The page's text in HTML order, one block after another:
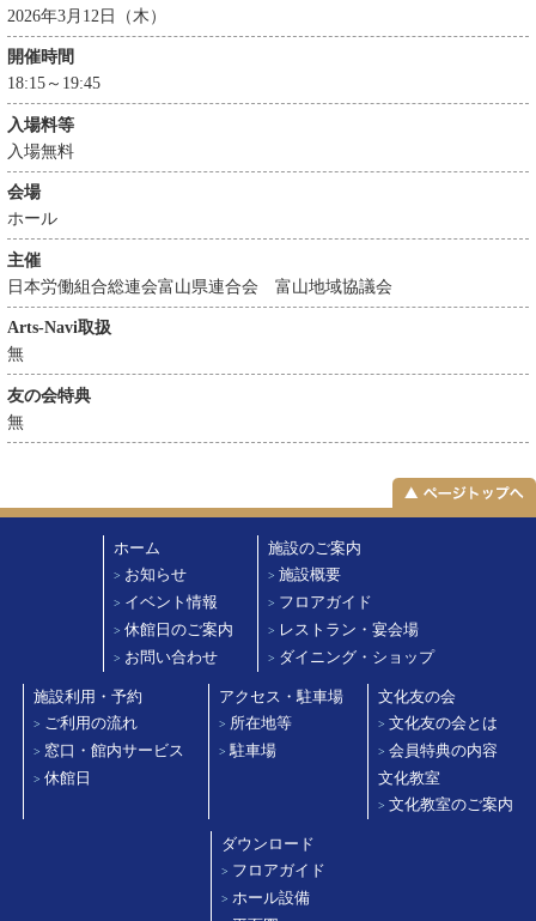
2026年3月12日（木）
開催時間
18:15～19:45
入場料等
入場無料
会場
ホール
主催
日本労働組合総連会富山県連合会 富山地域協議会
Arts-Navi取扱
無
友の会特典
無
ホーム
> お知らせ
> イベント情報
> 休館日のご案内
> お問い合わせ
施設のご案内
> 施設概要
> フロアガイド
> レストラン・宴会場
> ダイニング・ショップ
施設利用・予約
> ご利用の流れ
> 窓口・館内サービス
> 休館日
アクセス・駐車場
> 所在地等
> 駐車場
文化友の会
> 文化友の会とは
> 会員特典の内容
文化教室
> 文化教室のご案内
ダウンロード
> フロアガイド
> ホール設備